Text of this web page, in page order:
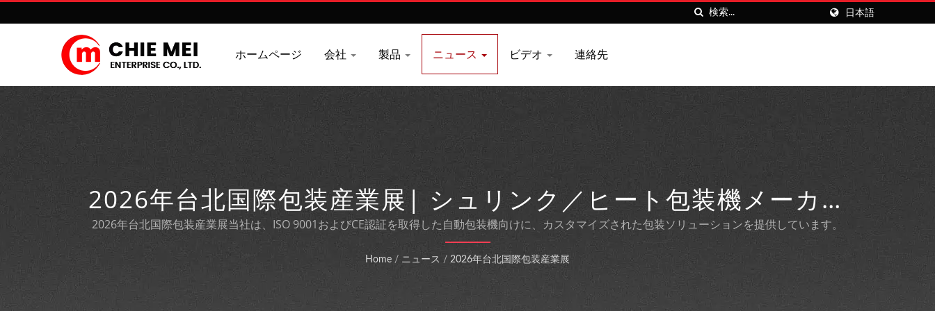
日本語
ホームページ 会社 製品 ニュース ビデオ 連絡先
2026年台北国際包装産業展| シュリンク／ヒート包装機メーカー
|CHIE MEI
2026年台北国際包装産業展当社は、ISO 9001およびCE認証を取得した自動包装機向けに、カスタマイズされた包装ソリューションを提供しています。
Home / ニュース / 2026年台北国際包装産業展